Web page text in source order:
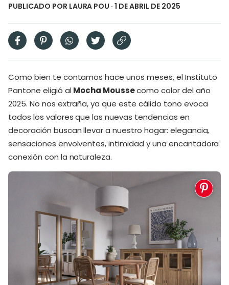
PUBLICADO POR LAURA POU · 1 DE ABRIL DE 2025
Como bien te contamos hace unos meses, el Instituto
Pantone eligió al Mocha Moussecomo color del año
2025. No nos extraña, ya que este cálido tono evoca
todos los valores que las nuevas tendencias en
decoración buscan llevar a nuestro hogar: elegancia,
sensaciones envolventes, intimidad y una encantadora
conexión con la naturaleza.